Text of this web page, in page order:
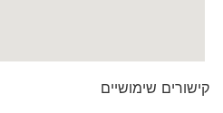
קישורים שימושיים